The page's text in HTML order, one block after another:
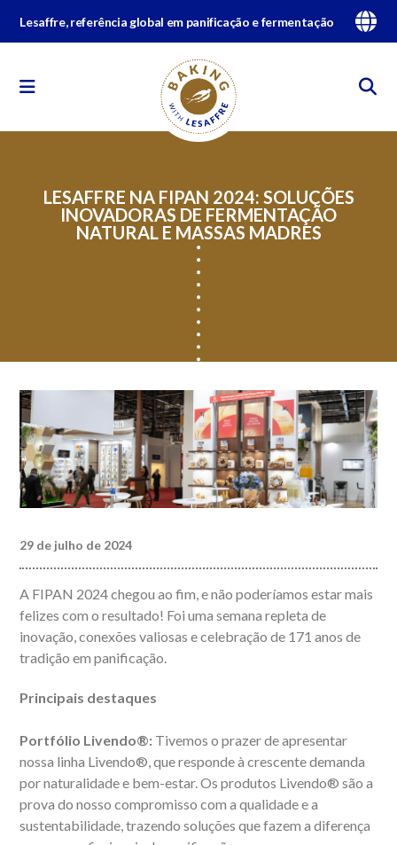
Lesaffre, referência global em panificação e fermentação
LESAFFRE NA FIPAN 2024: SOLUÇÕES
INOVADORAS DE FERMENTAÇÃO
NATURAL E MASSAS MADRES
29 de julho de 2024
A FIPAN 2024 chegou ao fim, e não poderíamos estar mais
felizes com o resultado! Foi uma semana repleta de
inovação, conexões valiosas e celebração de 171 anos de
tradição em panificação.
Principais destaques
Portfólio Livendo®: Tivemos o prazer de apresentar
nossa linha Livendo®, que responde à crescente demanda
por naturalidade e bem-estar. Os produtos Livendo® são a
prova do nosso compromisso com a qualidade e a
sustentabilidade, trazendo soluções que fazem a diferença